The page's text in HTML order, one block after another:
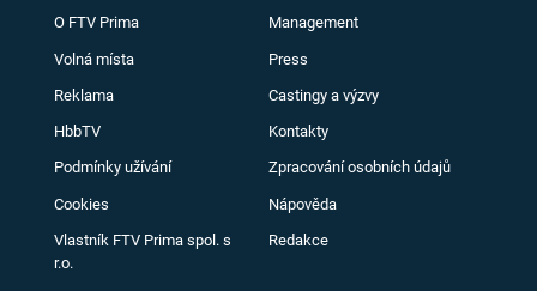
O FTV Prima Management
Volná místa Press
Reklama Castingy a výzvy
HbbTV Kontakty
Podmínky užívání Zpracování osobních údajů
Cookies Nápověda
Vlastník FTV Prima spol. s
r.o.
Redakce